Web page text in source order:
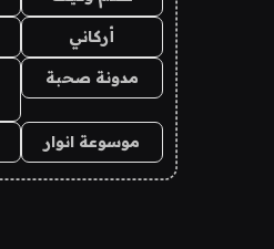
أركاني
مدونة صحبة
موسوعة انوار